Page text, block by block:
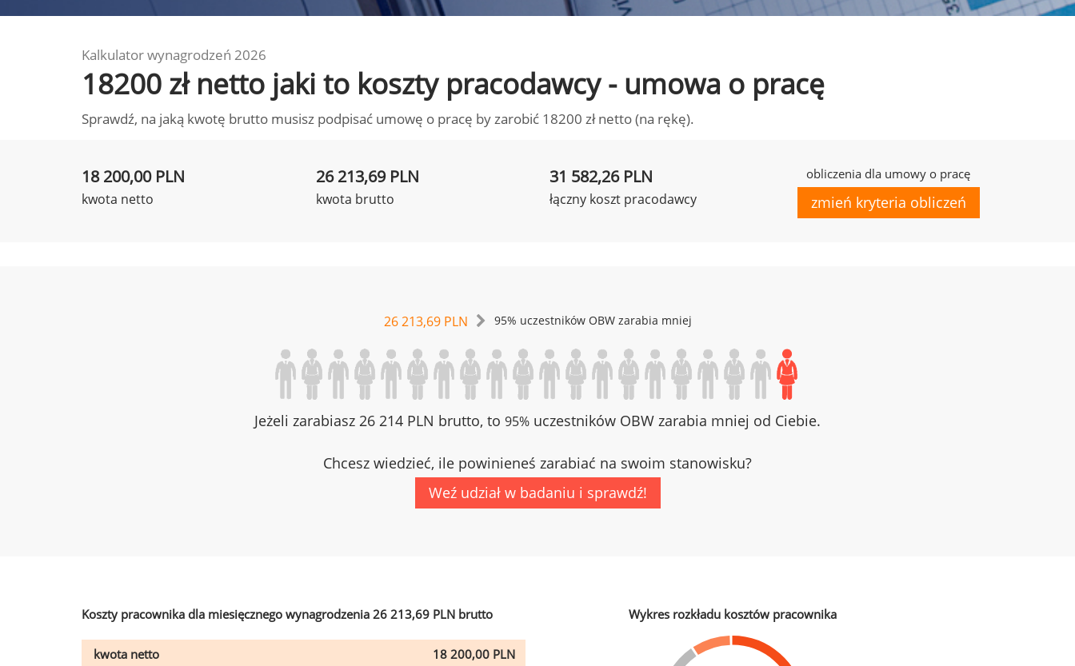
Kalkulator wynagrodzeń 2026
18200 zł netto jaki to koszty pracodawcy - umowa o pracę
Sprawdź, na jaką kwotę brutto musisz podpisać umowę o pracę by zarobić 18200 zł netto (na rękę).
18 200,00 PLN
kwota netto
26 213,69 PLN
kwota brutto
31 582,26 PLN
łączny koszt pracodawcy
obliczenia dla umowy o pracę
zmień kryteria obliczeń
26 213,69 PLN 95% uczestników OBW zarabia mniej
Jeżeli zarabiasz 26 214 PLN brutto, to 95% uczestników OBW zarabia mniej od Ciebie.
Chcesz wiedzieć, ile powinieneś zarabiać na swoim stanowisku?
Weź udział w badaniu i sprawdź!
Koszty pracownika dla miesięcznego wynagrodzenia 26 213,69 PLN brutto
kwota netto
18 200,00 PLN
Wykres rozkładu kosztów pracownika